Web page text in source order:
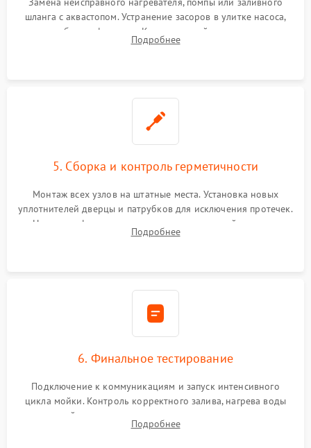
шланга с аквастопом. Устранение засоров в улитке насоса,
патрубках и фильтрах. Компонентный ремонт платы
управления, восстановление поврежденной проводки.
Подробнее
5. Сборка и контроль герметичности
Монтаж всех узлов на штатные места. Установка новых
уплотнителей дверцы и патрубков для исключения протечек.
Надежная фиксация хомутов гидравлической системы,
сборка корпуса и установка датчика поплавка.
Подробнее
6. Финальное тестирование
Подключение к коммуникациям и запуск интенсивного
цикла мойки. Контроль корректного залива, нагрева воды
до нужной температуры, отсутствия посторонних шумов,
штатного слива и абсолютной сухости в поддоне.
Подробнее